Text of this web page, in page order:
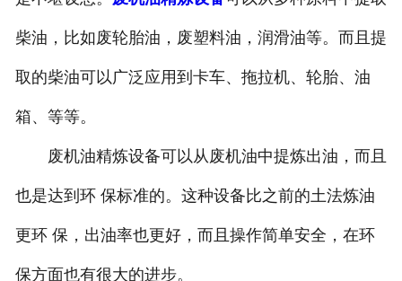
柴油，比如废轮胎油，废塑料油，润滑油等。而且提
取的柴油可以广泛应用到卡车、拖拉机、轮胎、油
箱、等等。
废机油精炼设备可以从废机油中提炼出油，而且
也是达到环 保标准的。这种设备比之前的土法炼油
更环 保，出油率也更好，而且操作简单安全，在环
保方面也有很大的进步。